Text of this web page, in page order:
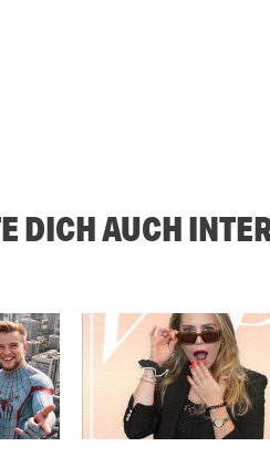
DICH AUCH